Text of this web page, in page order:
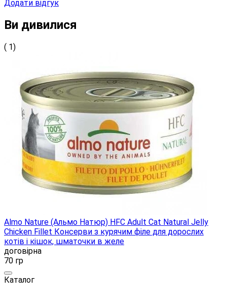
Додати відгук
Ви дивилися
( 1)
Almo Nature (Альмо Натюр) HFC Adult Cat Natural Jelly
Chicken Fillet Консерви з курячим філе для дорослих
котів і кішок, шматочки в желе
договірна
70 гр
Каталог